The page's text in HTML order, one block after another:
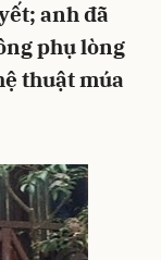
anh đã
phụ lòng
thuật múa